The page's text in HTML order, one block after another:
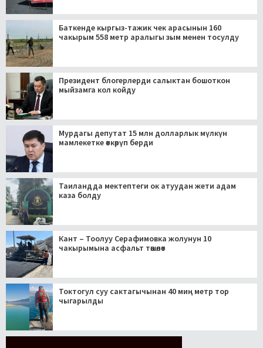
Баткенде кыргыз-тажик чек арасынын 160
чакырым 558 метр аралыгы зым менен тосулду
Президент блогерлерди салыктан бошоткон
мыйзамга кол койду
Мурдагы депутат 15 млн долларлык мүлкүн
мамлекетке өткөрүп берди
Таиландда мектептеги ок атуудан жети адам
каза болду
Кант – Тоолуу Серафимовка жолунун 10
чакырымына асфальт төшөлөт
Токтогул суу сактагычынан 40 миң метр тор
чыгарылды